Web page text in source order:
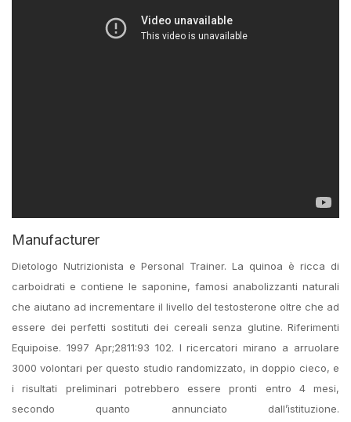
Manufacturer
Dietologo Nutrizionista e Personal Trainer. La quinoa è ricca di
carboidrati e contiene le saponine, famosi anabolizzanti naturali
che aiutano ad incrementare il livello del testosterone oltre che ad
essere dei perfetti sostituti dei cereali senza glutine. Riferimenti
Equipoise. 1997 Apr;2811:93 102. I ricercatori mirano a arruolare
3000 volontari per questo studio randomizzato, in doppio cieco, e
i risultati preliminari potrebbero essere pronti entro 4 mesi,
secondo quanto annunciato dall’istituzione.